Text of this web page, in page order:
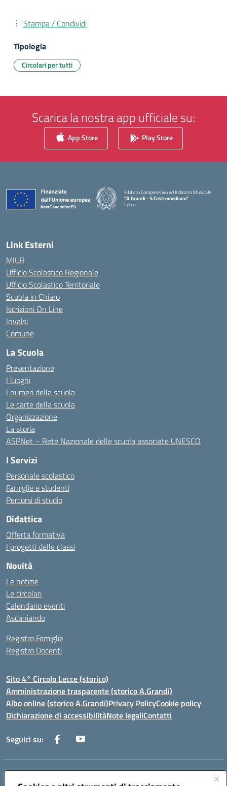
Stampa / Condividi
Tipologia
Circolari per tutti
Scarica la nostra app ufficiale su:
App Store Play Store
Istituto Comprensivo ad Indirizzo Musicale
"A.Grandi - S.Castromediano"
Lecce
Link Esterni
MIUR
Ufficio Scolastico Regionale
Ufficio Scolastico Territoriale
Scuola in Chiaro
Iscrizioni On Line
Invalsi
Comune
La Scuola
Presentazione
I luoghi
I numeri della scuola
Le carte della scuola
Organizzazione
La storia
ASPNet – Rete Nazionale delle scuola associate UNESCO
I Servizi
Personale scolastico
Famiglie e studenti
Percorsi di studio
Didattica
Offerta formativa
I progetti delle classi
Novità
Le notizie
Le circolari
Calendario eventi
Ascaniando
Registro Famiglie
Registro Docenti
Sito 4° Circolo Lecce (storico)
Amministrazione trasparente (storico A.Grandi)
Albo online (storico A.Grandi)Privacy PolicyCookie policy
Dichiarazione di accessibilitàNote legaliContatti
Seguici su:
Indirizzo: